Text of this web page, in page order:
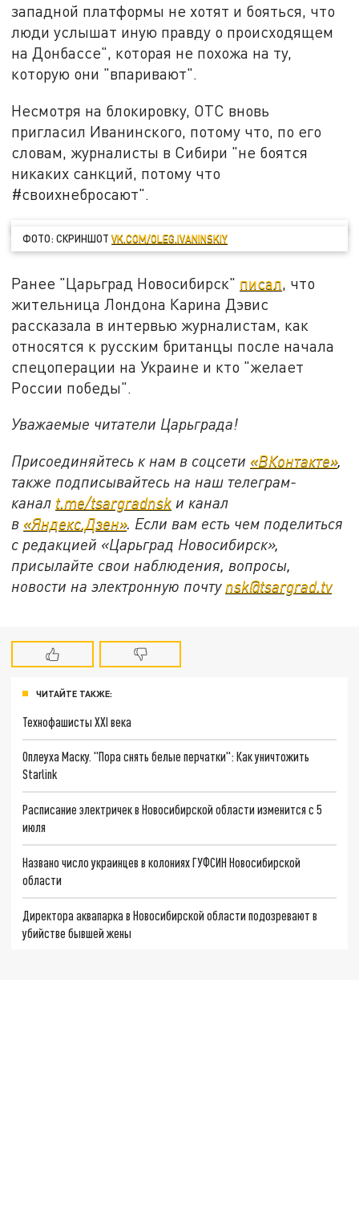
западной платформы не хотят и бояться, что
люди услышат иную правду о происходящем
на Донбассе", которая не похожа на ту,
которую они "впаривают".
Несмотря на блокировку, ОТС вновь
пригласил Иванинского, потому что, по его
словам, журналисты в Сибири "не боятся
никаких санкций, потому что
#своихнебросают".
ФОТО: СКРИНШОТVK.COM/OLEG.IVANINSKIY
Ранее "Царьград Новосибирск" писал, что
жительница Лондона Карина Дэвис
рассказала в интервью журналистам, как
относятся к русским британцы после начала
спецоперации на Украине и кто "желает
России победы".
Уважаемые читатели Царьграда!
Присоединяйтесь к нам в соцсети «ВКонтакте»,
также подписывайтесь на наш телеграм-
канал t.me/tsargradnsk и канал
в «Яндекс.Дзен». Если вам есть чем поделиться
с редакцией «Царьград Новосибирск»,
присылайте свои наблюдения, вопросы,
новости на электронную почту nsk@tsargrad.tv
ЧИТАЙТЕ ТАКЖЕ:
Технофашисты XXI века
Оплеуха Маску. "Пора снять белые перчатки": Как уничтожить
Starlink
Расписание электричек в Новосибирской области изменится с 5
июля
Названо число украинцев в колониях ГУФСИН Новосибирской
области
Директора аквапарка в Новосибирской области подозревают в
убийстве бывшей жены